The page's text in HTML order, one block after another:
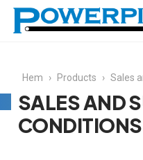
Hem › Products › Sales
SALES AND
CONDITIONS